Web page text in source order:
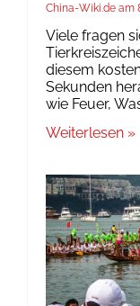
China-Wiki.de
Viele fragen
diesem
Sekunden
wie Feuer,
Weiterlesen »